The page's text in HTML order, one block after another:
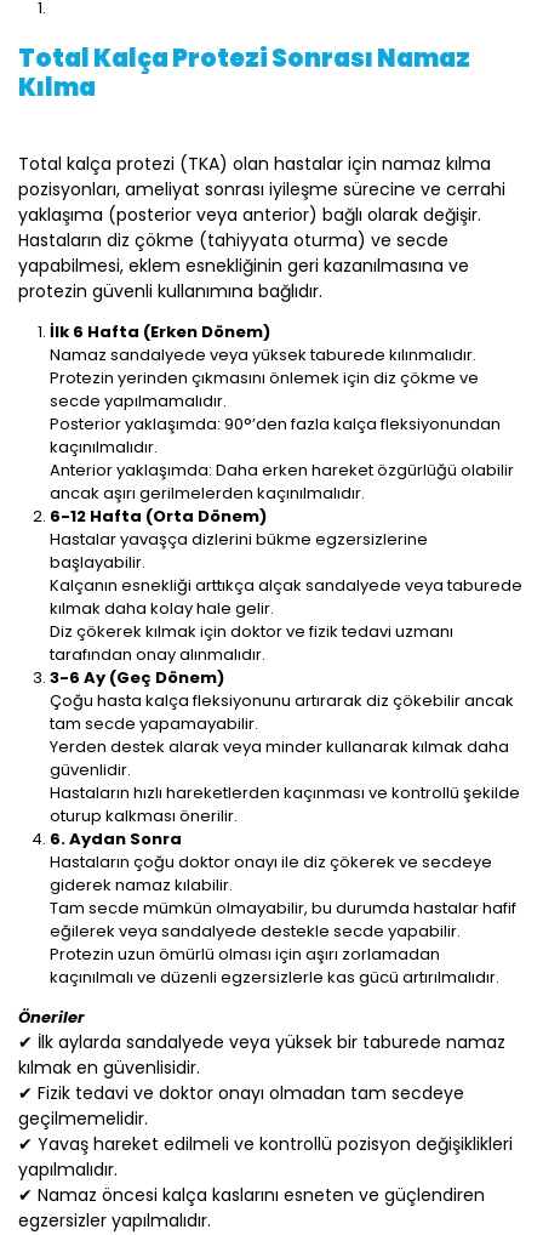
Total Kalça Protezi Sonrası Namaz
Kılma
Total kalça protezi (TKA) olan hastalar için namaz kılma
pozisyonları, ameliyat sonrası iyileşme sürecine ve cerrahi
yaklaşıma (posterior veya anterior) bağlı olarak değişir.
Hastaların diz çökme (tahiyyata oturma) ve secde
yapabilmesi, eklem esnekliğinin geri kazanılmasına ve
protezin güvenli kullanımına bağlıdır.
İlk 6 Hafta (Erken Dönem)
Namaz sandalyede veya yüksek taburede kılınmalıdır.
Protezin yerinden çıkmasını önlemek için diz çökme ve
secde yapılmamalıdır.
Posterior yaklaşımda: 90°’den fazla kalça fleksiyonundan
kaçınılmalıdır.
Anterior yaklaşımda: Daha erken hareket özgürlüğü olabilir
ancak aşırı gerilmelerden kaçınılmalıdır.
6-12 Hafta (Orta Dönem)
Hastalar yavaşça dizlerini bükme egzersizlerine
başlayabilir.
Kalçanın esnekliği arttıkça alçak sandalyede veya taburede
kılmak daha kolay hale gelir.
Diz çökerek kılmak için doktor ve fizik tedavi uzmanı
tarafından onay alınmalıdır.
3-6 Ay (Geç Dönem)
Çoğu hasta kalça fleksiyonunu artırarak diz çökebilir ancak
tam secde yapamayabilir.
Yerden destek alarak veya minder kullanarak kılmak daha
güvenlidir.
Hastaların hızlı hareketlerden kaçınması ve kontrollü şekilde
oturup kalkması önerilir.
6. Aydan Sonra
Hastaların çoğu doktor onayı ile diz çökerek ve secdeye
giderek namaz kılabilir.
Tam secde mümkün olmayabilir, bu durumda hastalar hafif
eğilerek veya sandalyede destekle secde yapabilir.
Protezin uzun ömürlü olması için aşırı zorlamadan
kaçınılmalı ve düzenli egzersizlerle kas gücü artırılmalıdır.
Öneriler
✔ İlk aylarda sandalyede veya yüksek bir taburede namaz
kılmak en güvenlisidir.
✔ Fizik tedavi ve doktor onayı olmadan tam secdeye
geçilmemelidir.
✔ Yavaş hareket edilmeli ve kontrollü pozisyon değişiklikleri
yapılmalıdır.
✔ Namaz öncesi kalça kaslarını esneten ve güçlendiren
egzersizler yapılmalıdır.